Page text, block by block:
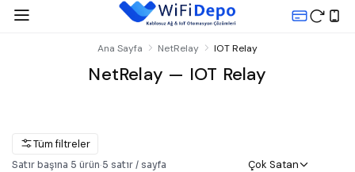
Ana Sayfa NetRelay IOT Relay
NetRelay — IOT Relay
Tüm filtreler
Satır başına 5 ürün·5 satır / sayfa Çok Satan